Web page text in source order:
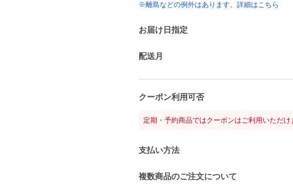
※離島などの例外はあります。詳細はこちら
お届け日指定
配送月
クーポン利用可否
定期・予約商品ではクーポンはご利用いただけ
支払い方法
複数商品のご注文について